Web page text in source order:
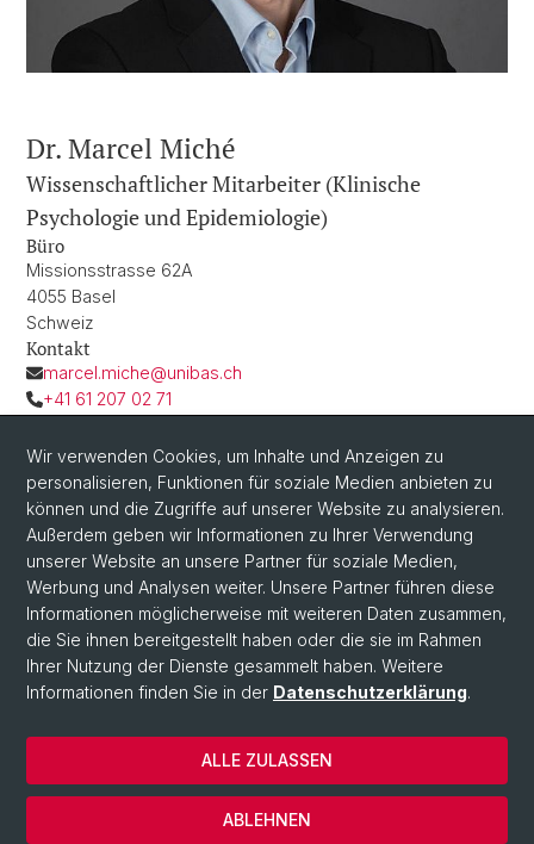
Dr. Marcel Miché
Wissenschaftlicher Mitarbeiter (Klinische
Psychologie und Epidemiologie)
Büro
Missionsstrasse 62A
4055 Basel
Schweiz
Kontakt
marcel.miche@unibas.ch
+41 61 207 02 71
© Universität Basel
Datenschutzerklärung
Wir verwenden Cookies, um Inhalte und Anzeigen zu
personalisieren, Funktionen für soziale Medien anbieten zu
können und die Zugriffe auf unserer Website zu analysieren.
Außerdem geben wir Informationen zu Ihrer Verwendung
unserer Website an unsere Partner für soziale Medien,
Werbung und Analysen weiter. Unsere Partner führen diese
Informationen möglicherweise mit weiteren Daten zusammen,
die Sie ihnen bereitgestellt haben oder die sie im Rahmen
Ihrer Nutzung der Dienste gesammelt haben. Weitere
Informationen finden Sie in der Datenschutzerklärung.
ABLEHNEN
ALLE ZULASSEN